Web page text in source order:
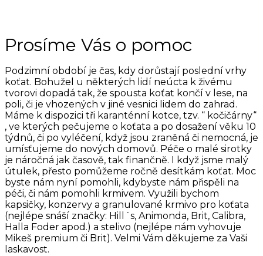
Prosíme Vás o pomoc
Podzimní období je čas, kdy dorůstají poslední vrhy
koťat. Bohužel u některých lidí neúcta k živému
tvorovi dopadá tak, že spousta koťat končí v lese, na
poli, či je vhozených v jiné vesnici lidem do zahrad.
Máme k dispozici tři karanténní kotce, tzv. “ kočičárny“
, ve kterých pečujeme o koťata a po dosažení věku 10
týdnů, či po vyléčení, když jsou zraněná či nemocná, je
umísťujeme do nových domovů. Péče o malé sirotky
je náročná jak časově, tak finančně. I když jsme malý
útulek, přesto pomůžeme ročně desítkám koťat. Moc
byste nám nyní pomohli, kdybyste nám přispěli na
péči, či nám pomohli krmivem. Využili bychom
kapsičky, konzervy a granulované krmivo pro koťata
(nejlépe snáší značky: Hill´s, Animonda, Brit, Calibra,
Halla Foder apod.) a stelivo (nejlépe nám vyhovuje
Mikeš premium či Brit). Velmi Vám děkujeme za Vaši
laskavost.